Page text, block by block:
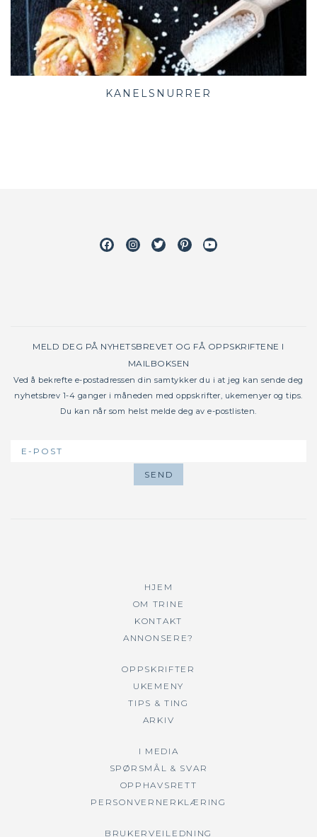
KANELSNURRER
FacebookInstagram
TwitterPinterestYoutube
MELD DEG PÅ NYHETSBREVET OG FÅ OPPSKRIFTENE I
MAILBOKSEN
Ved å bekrefte e-postadressen din samtykker du i at jeg kan sende deg
nyhetsbrev 1-4 ganger i måneden med oppskrifter, ukemenyer og tips.
Du kan når som helst melde deg av e-postlisten.
HJEM
OM TRINE
KONTAKT
ANNONSERE?
OPPSKRIFTER
UKEMENY
TIPS & TING
ARKIV
I MEDIA
SPØRSMÅL & SVAR
OPPHAVSRETT
PERSONVERNERKLÆRING
BRUKERVEILEDNING